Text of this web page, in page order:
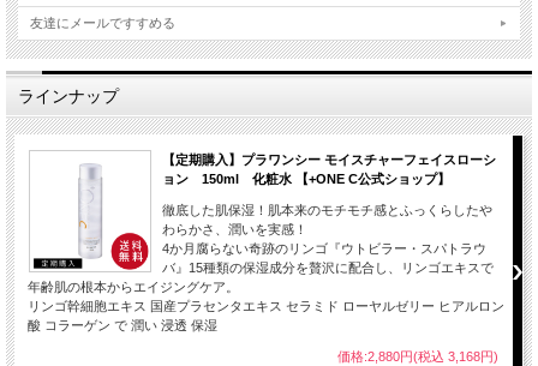
友達にメールですすめる
ラインナップ
【定期購入】プラワンシー モイスチャーフェイスローシ
ョン 150ml 化粧水 【+ONE C公式ショップ】
徹底した肌保湿！肌本来のモチモチ感とふっくらしたや
わらかさ、潤いを実感！
4か月腐らない奇跡のリンゴ『ウトビラー・スパトラウ
バ』15種類の保湿成分を贅沢に配合し、リンゴエキスで
年齢肌の根本からエイジングケア。
リンゴ幹細胞エキス 国産プラセンタエキス セラミド ローヤルゼリー ヒアルロン
酸 コラーゲン で 潤い 浸透 保湿
価格:2,880円(税込 3,168円)